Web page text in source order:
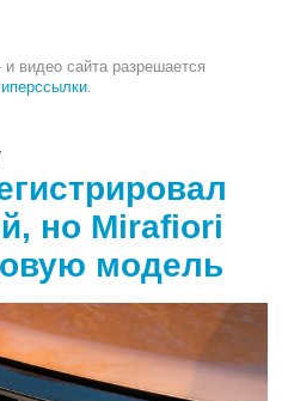
видео сайта разрешается
.
но Mirafiori
модель